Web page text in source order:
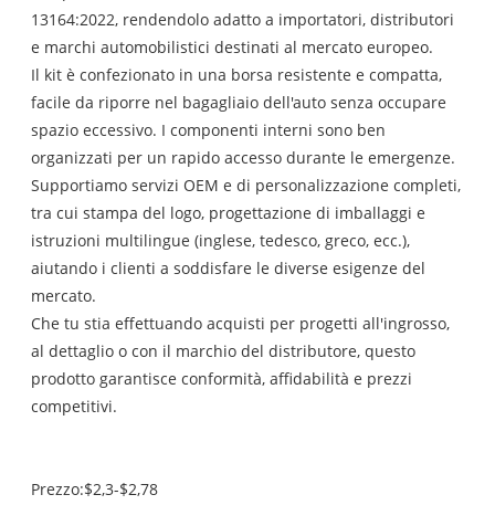
13164:2022, rendendolo adatto a importatori, distributori
e marchi automobilistici destinati al mercato europeo.
Il kit è confezionato in una borsa resistente e compatta,
facile da riporre nel bagagliaio dell'auto senza occupare
spazio eccessivo. I componenti interni sono ben
organizzati per un rapido accesso durante le emergenze.
Supportiamo servizi OEM e di personalizzazione completi,
tra cui stampa del logo, progettazione di imballaggi e
istruzioni multilingue (inglese, tedesco, greco, ecc.),
aiutando i clienti a soddisfare le diverse esigenze del
mercato.
Che tu stia effettuando acquisti per progetti all'ingrosso,
al dettaglio o con il marchio del distributore, questo
prodotto garantisce conformità, affidabilità e prezzi
competitivi.
Prezzo:$2,3-$2,78